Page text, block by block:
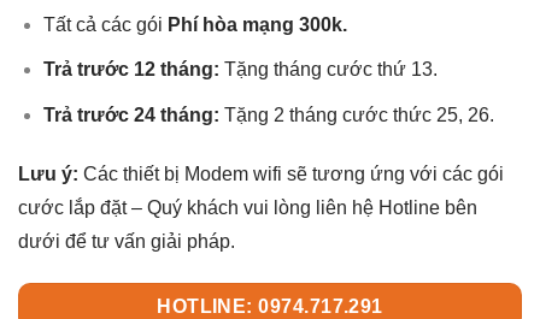
Tất cả các gói Phí hòa mạng 300k.
Trả trước 12 tháng: Tặng tháng cước thứ 13.
Trả trước 24 tháng: Tặng 2 tháng cước thức 25, 26.
Lưu ý: Các thiết bị Modem wifi sẽ tương ứng với các gói
cước lắp đặt – Quý khách vui lòng liên hệ Hotline bên
dưới để tư vấn giải pháp.
HOTLINE: 0974.717.291